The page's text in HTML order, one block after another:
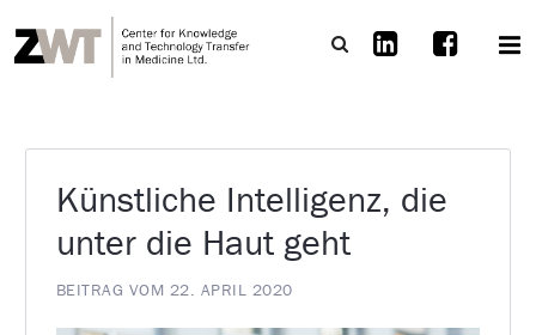
Künstliche Intelligenz, die
unter die Haut geht
BEITRAG VOM 22. APRIL 2020